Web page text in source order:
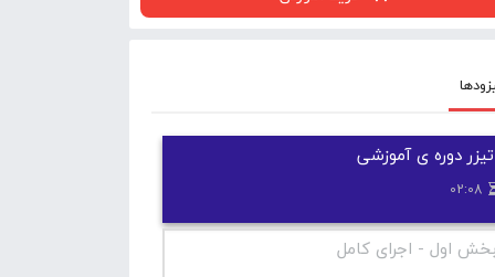
تیزر دوره ی آموزشی
02:08
بخش اول - اجرای کامل